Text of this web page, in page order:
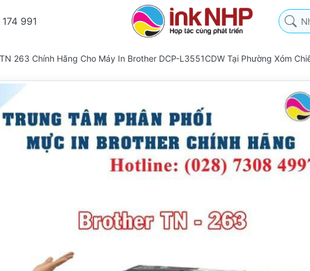
991
Nhập
263 Chính Hãng Cho Máy In Brother DCP-L3551CDW Tại Phường Xóm